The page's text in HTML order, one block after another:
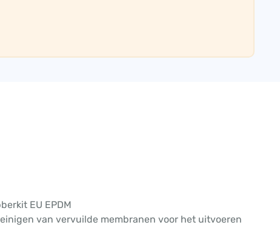
EU EPDM
van vervuilde membranen voor het uitvoeren